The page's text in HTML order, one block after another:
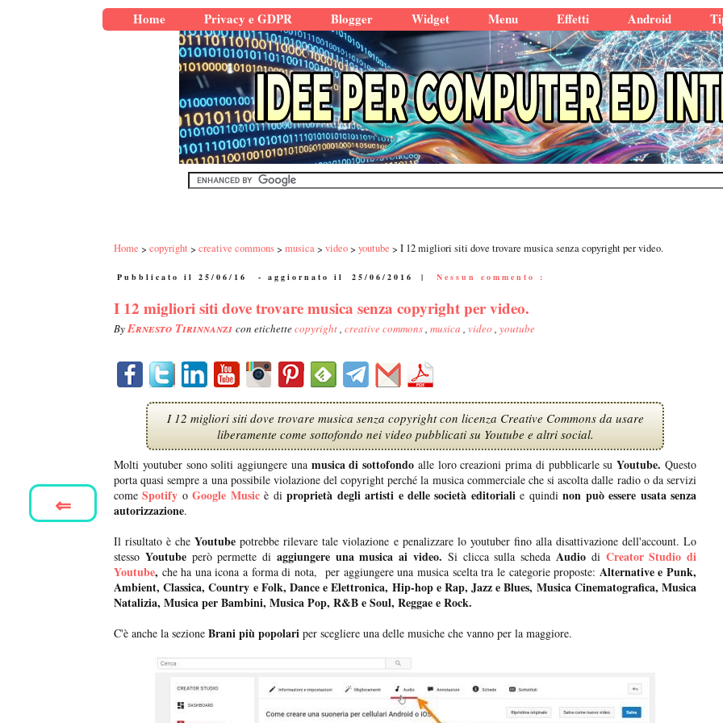
Home Privacy e GDPR Blogger Widget Menu Effetti Android
Home copyright creative commons musica video youtube I 12 migliori siti dove trovare musica senza copyright per video.
Pubblicato il 25/06/16 - aggiornato il 25/06/2016 | Nessun commento :
I 12 migliori siti dove trovare musica senza copyright per video.
ByErnesto Tirinnanzi con etichettecopyright, creative commons, musica , video , youtube
I 12 migliori siti dove trovare musica senza copyright con licenza Creative Commons da usare
liberamente come sottofondo nei video pubblicati su Youtube e altri social.
Molti youtuber sono soliti aggiungere unamusica di sottofondo alle loro creazioni prima di pubblicarle suYoutube. Questo
porta quasi sempre a una possibile violazione del copyright perché la musica commerciale che si ascolta dalle radio o da servizi
comeSpotify oGoogle Musicè diproprietà degli artisti e delle società editorialie quindinon può essere usata senza
autorizzazione.
Il risultato è che Youtubepotrebbe rilevare tale violazione e penalizzare lo youtuber fino alla disattivazione dell'account. Lo
stesso Youtube però permette di aggiungere una musica ai video. Si clicca sulla scheda Audio di Creator Studio di
Youtube, che ha una icona a forma di nota, per aggiungere una musica scelta tra le categorie proposte: Alternative e Punk,
Ambient, Classica, Country e Folk, Dance e Elettronica, Hip-hop e Rap, Jazz e Blues, Musica Cinematografica, Musica
Natalizia, Musica per Bambini, Musica Pop, R&B e Soul, Reggae e Rock.
C'è anche la sezione Brani più popolari per scegliere una delle musiche che vanno per la maggiore.
⇐